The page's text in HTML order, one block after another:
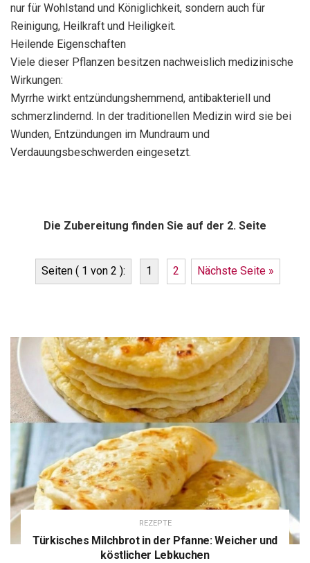
nur für Wohlstand und Königlichkeit, sondern auch für
Reinigung, Heilkraft und Heiligkeit.
Heilende Eigenschaften
Viele dieser Pflanzen besitzen nachweislich medizinische
Wirkungen:
Myrrhe wirkt entzündungshemmend, antibakteriell und
schmerzlindernd. In der traditionellen Medizin wird sie bei
Wunden, Entzündungen im Mundraum und
Verdauungsbeschwerden eingesetzt.
Die Zubereitung finden Sie auf der 2. Seite
Seiten ( 1 von 2 ): 1 2 Nächste Seite »
REZEPTE
Türkisches Milchbrot in der Pfanne: Weicher und
köstlicher Lebkuchen